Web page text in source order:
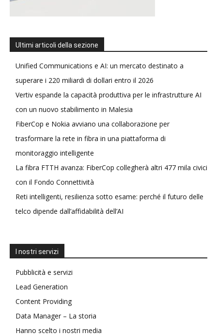
Ultimi articoli della sezione
Unified Communications e AI: un mercato destinato a
superare i 220 miliardi di dollari entro il 2026
Vertiv espande la capacità produttiva per le infrastrutture AI
con un nuovo stabilimento in Malesia
FiberCop e Nokia avviano una collaborazione per
trasformare la rete in fibra in una piattaforma di
monitoraggio intelligente
La fibra FTTH avanza: FiberCop collegherà altri 477 mila civici
con il Fondo Connettività
Reti intelligenti, resilienza sotto esame: perché il futuro delle
telco dipende dall’affidabilità dell’AI
I nostri servizi
Pubblicità e servizi
Lead Generation
Content Providing
Data Manager – La storia
Hanno scelto i nostri media